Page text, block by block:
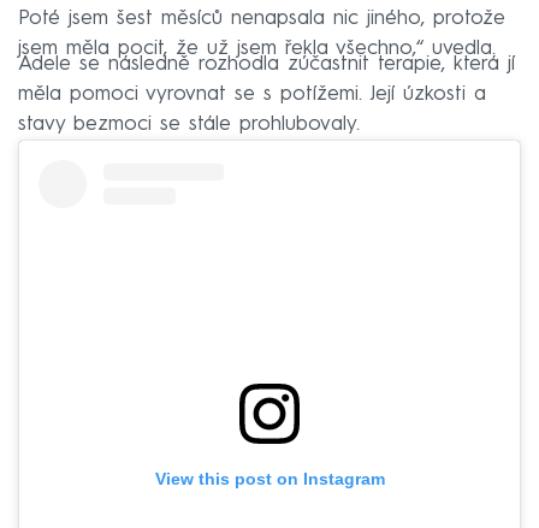
Poté jsem šest měsíců nenapsala nic jiného, protože
jsem měla pocit, že už jsem řekla všechno,“ uvedla.
Adele se následně rozhodla zúčastnit terapie, která jí
měla pomoci vyrovnat se s potížemi. Její úzkosti a
stavy bezmoci se stále prohlubovaly.
View this post on Instagram